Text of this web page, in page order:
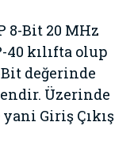
8-Bit 20 MHz
40 kılıfta olup
değerinde
Üzerinde
Giriş Çıkış